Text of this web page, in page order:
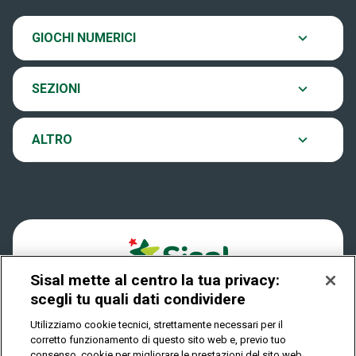
GIOCHI NUMERICI
Eurojackpot
VinciCasa
Play Your Date
SEZIONI
Ultima estrazione
Archivio estrazioni
Verifica vincite
ALTRO
Contatti
Notifiche
Privacy
Sisal mette al centro la tua privacy:
scegli tu quali dati condividere
Utilizziamo cookie tecnici, strettamente necessari per il
corretto funzionamento di questo sito web e, previo tuo